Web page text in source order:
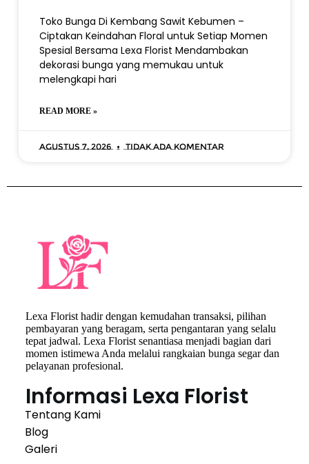
Toko Bunga Di Kembang Sawit Kebumen –
Ciptakan Keindahan Floral untuk Setiap Momen
Spesial Bersama Lexa Florist Mendambakan
dekorasi bunga yang memukau untuk
melengkapi hari
READ MORE »
Agustus 7, 2026 Tidak ada komentar
Lexa Florist hadir dengan kemudahan transaksi, pilihan
pembayaran yang beragam, serta pengantaran yang selalu
tepat jadwal. Lexa Florist senantiasa menjadi bagian dari
momen istimewa Anda melalui rangkaian bunga segar dan
pelayanan profesional.
Informasi Lexa Florist
Tentang Kami
Blog
Galeri